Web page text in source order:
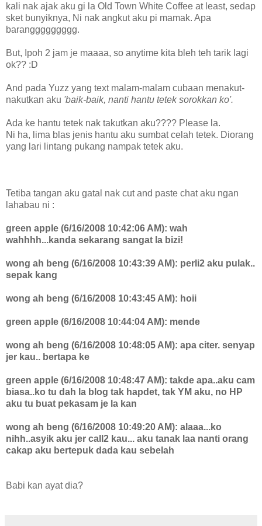
kali nak ajak aku gi la Old Town White Coffee at least, sedap
sket bunyiknya, Ni nak angkut aku pi mamak. Apa
baranggggggggg.
But, Ipoh 2 jam je maaaa, so anytime kita bleh teh tarik lagi
ok?? :D
And pada Yuzz yang text malam-malam cubaan menakut-
nakutkan aku 'baik-baik, nanti hantu tetek sorokkan ko'.
Ada ke hantu tetek nak takutkan aku???? Please la.
Ni ha, lima blas jenis hantu aku sumbat celah tetek. Diorang
yang lari lintang pukang nampak tetek aku.
Tetiba tangan aku gatal nak cut and paste chat aku ngan
lahabau ni :
green apple (6/16/2008 10:42:06 AM): wah
wahhhh...kanda sekarang sangat la bizi!
wong ah beng (6/16/2008 10:43:39 AM): perli2 aku pulak..
sepak kang
wong ah beng (6/16/2008 10:43:45 AM): hoii
green apple (6/16/2008 10:44:04 AM): mende
wong ah beng (6/16/2008 10:48:05 AM): apa citer. senyap
jer kau.. bertapa ke
green apple (6/16/2008 10:48:47 AM): takde apa..aku cam
biasa..ko tu dah la blog tak hapdet, tak YM aku, no HP
aku tu buat pekasam je la kan
wong ah beng (6/16/2008 10:49:20 AM): alaaa...ko
nihh..asyik aku jer call2 kau... aku tanak laa nanti orang
cakap aku bertepuk dada kau sebelah
Babi kan ayat dia?